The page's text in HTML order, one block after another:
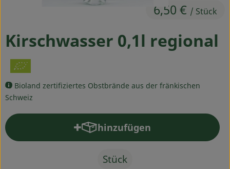
Drogerie
Über uns
Blog & Aktuelles
Kirschwasser 0,1l regional
Bioland zertifiziertes Obstbrände aus der fränkischen
Schweiz
6,50 € / Stück
hinzufügen
Produkt zum Warenkorb
Stück